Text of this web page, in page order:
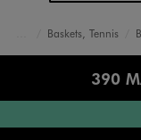
Baskets, Tennis
390